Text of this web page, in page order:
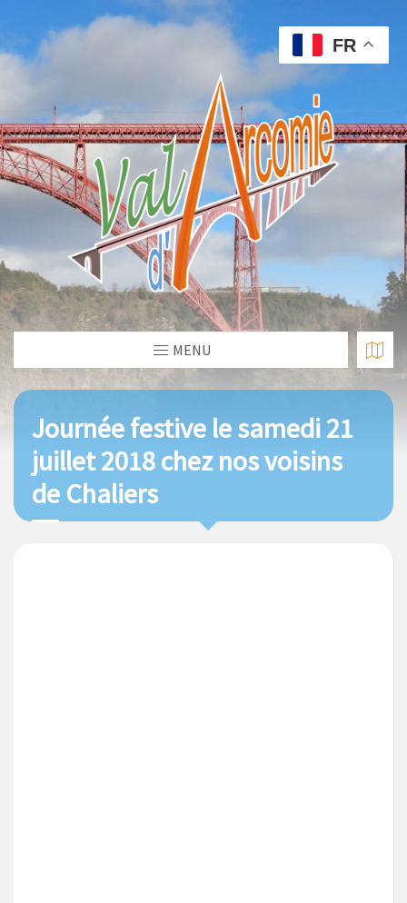
MENU
Journée festive le samedi 21
juillet 2018 chez nos voisins
de Chaliers
FR